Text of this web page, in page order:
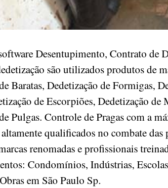
Desentupimento, Contrato de
são utilizados produtos de
Baratas, Dedetização de Formigas,
de Escorpiões, Dedetização de
Pulgas. Controle de Pragas com a
qualificados no combate
renomadas e profissionais
Condomínios, Indústrias,
em São Paulo Sp.